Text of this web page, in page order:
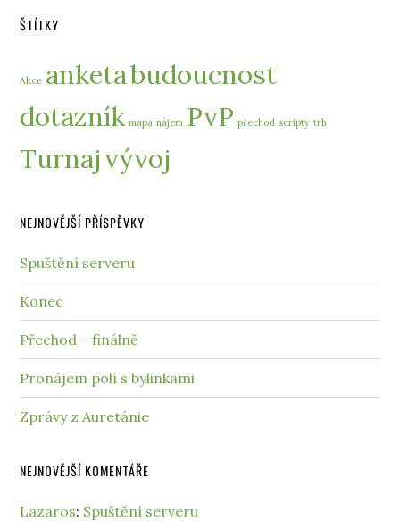
ŠTÍTKY
Akce anketabudoucnost
dotazník mapa nájem PvP přechod scripty trh
Turnajvývoj
NEJNOVĚJŠÍ PŘÍSPĚVKY
Spuštění serveru
Konec
Přechod – finálně
Pronájem polí s bylinkami
Zprávy z Auretánie
NEJNOVĚJŠÍ KOMENTÁŘE
Lazaros: Spuštění serveru